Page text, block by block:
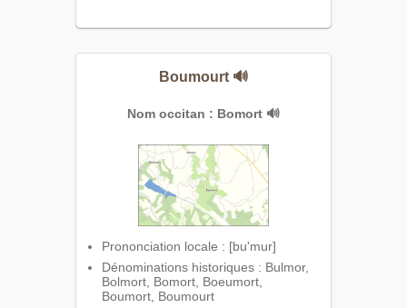
Boumourt 🔊
Nom occitan : Bomort 🔊
Prononciation locale : [bu'mur]
Dénominations historiques : Bulmor,
Bolmort, Bomort, Boeumort,
Boumort, Boumourt